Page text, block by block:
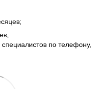
по телефону,